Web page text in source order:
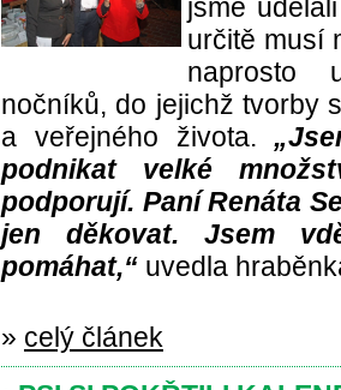
jsme
určitě musí
naprosto
nočníků, do jejichž tvorby
a veřejného života.
podnikat velké
podporují. Paní Renáta
jen děkovat. Jsem
pomáhat,“ uvedla
» celý článek